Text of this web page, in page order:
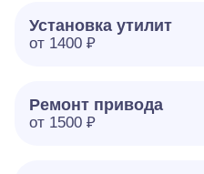
Установка утилит
от 1400 ₽
Ремонт привода
от 1500 ₽